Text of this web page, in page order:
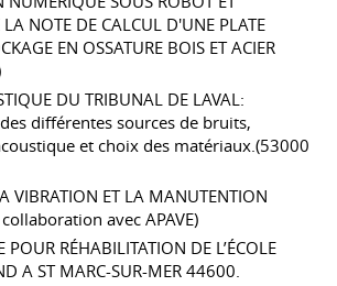
NOTE DE CALCUL D'UNE PLATE
EN OSSATURE BOIS ET ACIER
DU TRIBUNAL DE LAVAL:
différentes sources de bruits,
et choix des matériaux.(53000
VIBRATION ET LA MANUTENTION
avec APAVE)
RÉHABILITATION DE L’ÉCOLE
A ST MARC-SUR-MER 44600.